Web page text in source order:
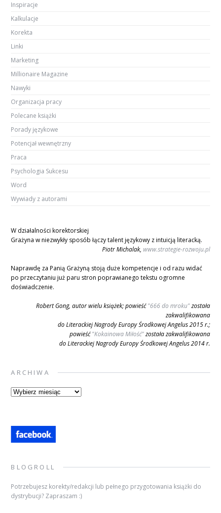
Inspiracje
Kalkulacje
Korekta
Linki
Marketing
Millionaire Magazine
Nawyki
Organizacja pracy
Polecane książki
Porady językowe
Potencjał wewnętrzny
Praca
Psychologia Sukcesu
Word
Wywiady z autorami
W działalności korektorskiej
Grażyna w niezwykły sposób łączy talent językowy z intuicją literacką.
Piotr Michalak, www.strategie-rozwoju.pl
Naprawdę za Panią Grażyną stoją duże kompetencje i od razu widać
po przeczytaniu już paru stron poprawianego tekstu ogromne
doświadczenie.
Robert Gong, autor wielu książek; powieść"666 do mroku"została
zakwalifikowana
do Literackiej Nagrody Europy Środkowej Angelus 2015 r.;
powieść"Kokainowa Miłość"została zakwalifikowana
do Literackiej Nagrody Europy Środkowej Angelus 2014 r.
ARCHIWA
Archiwa
BLOGROLL
Potrzebujesz korekty/redakcji lub pełnego przygotowania książki do
dystrybucji? Zapraszam :)